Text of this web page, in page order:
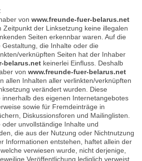
von www.freunde-fuer-belarus.net
Zeitpunkt der Linksetzung keine illegalen
Seiten erkennbar waren. Auf die
die Inhalte oder die
verknüpften Seiten hat der Inhaber
belarus.netkeinerlei Einfluss. Deshalb
von www.freunde-fuer-belarus.net
allen Inhalten aller verlinkten/verknüpften
verändert wurden. Diese
innerhalb des eigenen Internetangebotes
sowie für Fremdeinträge in
Diskussionsforen und Mailinglisten.
unvollständige Inhalte und
die aus der Nutzung oder Nichtnutzung
Informationen entstehen, haftet allein der
verwiesen wurde, nicht derjenige,
Veröffentlichung lediglich verweist.